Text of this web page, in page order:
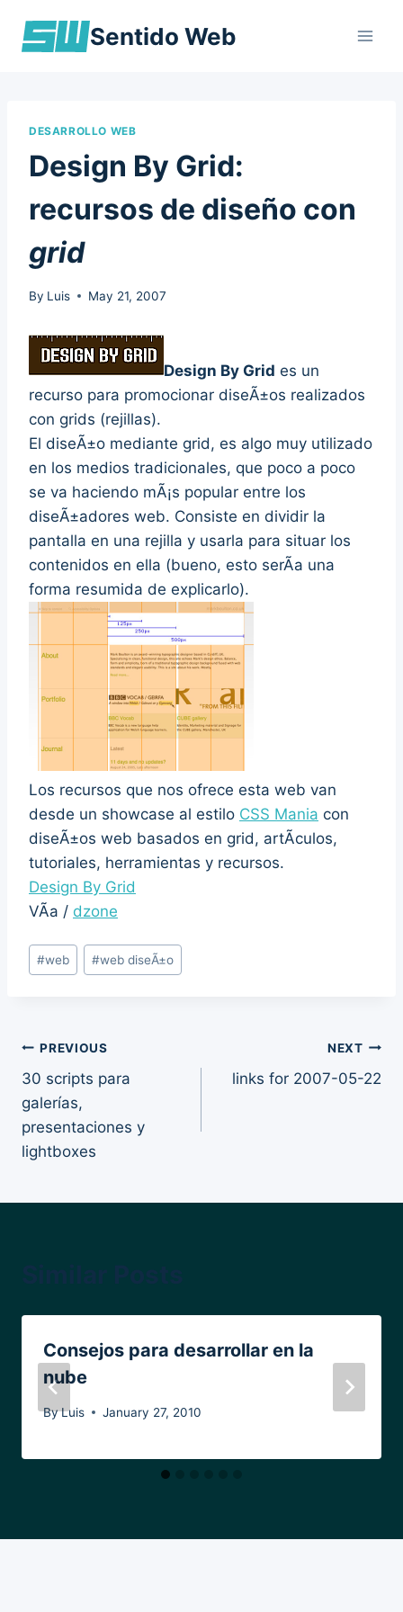
Sentido Web
DESARROLLO WEB
Design By Grid:
recursos de diseño con
grid
By Luis May 21, 2007
Design By Grid es un
recurso para promocionar diseÃ±os realizados
con grids (rejillas).
El diseÃ±o mediante grid, es algo muy utilizado
en los medios tradicionales, que poco a poco
se va haciendo mÃ¡s popular entre los
diseÃ±adores web. Consiste en dividir la
pantalla en una rejilla y usarla para situar los
contenidos en ella (bueno, esto serÃ­a una
forma resumida de explicarlo).
Los recursos que nos ofrece esta web van
desde un showcase al estilo CSS Mania con
diseÃ±os web basados en grid, artÃ­culos,
tutoriales, herramientas y recursos.
Design By Grid
VÃ­a / dzone
Post
Tags:
#web #web diseÃ±o
Post
navigation
PREVIOUS
30 scripts para
galerías,
presentaciones y
lightboxes
NEXT
links for 2007-05-22
Consejos para desarrollar en la
nube
ByLuis January 27, 2010